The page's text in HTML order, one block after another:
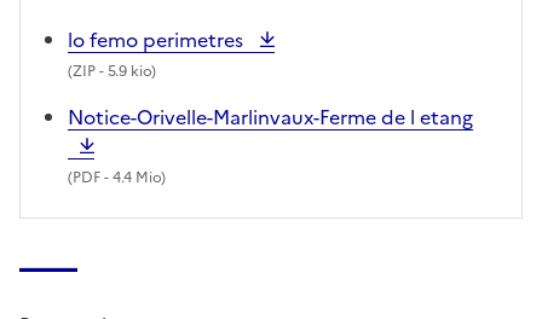
lo femo perimetres
(ZIP- 5.9 kio)
Notice-Orivelle-Marlinvaux-Ferme de l etang
(PDF- 4.4 Mio)